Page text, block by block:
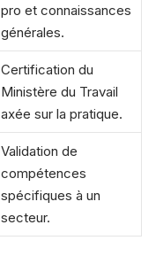
pro et connaissances
générales.
Certification du
Ministère du Travail
axée sur la pratique.
Validation de
compétences
spécifiques à un
secteur.